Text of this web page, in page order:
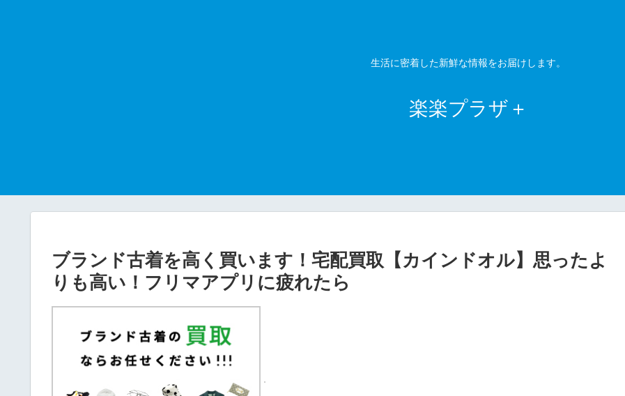
生活に密着した新鮮な情報をお届けします。
楽楽プラザ＋
ブランド古着を高く買います！宅配買取【カインドオル】思ったよ
りも高い！フリマアプリに疲れたら